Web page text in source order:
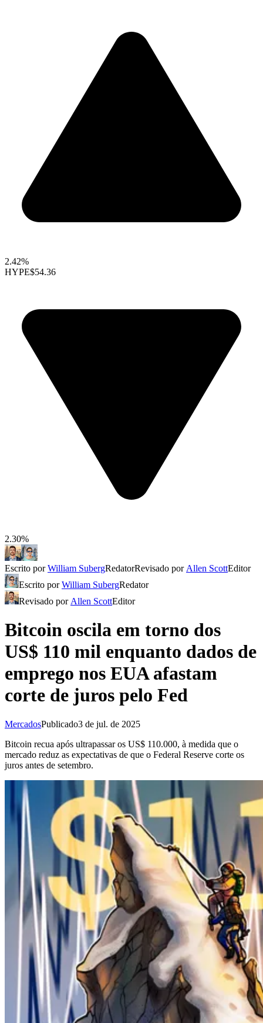
2.42%
HYPE$54.36
2.30%
Escrito porWilliam SubergRedatorRevisado por Allen ScottEditor
Escrito porWilliam SubergRedator
Revisado por Allen ScottEditor
Bitcoin oscila em torno dos
US$ 110 mil enquanto dados de
emprego nos EUA afastam
corte de juros pelo Fed
MercadosPublicado3 de jul. de 2025
Bitcoin recua após ultrapassar os US$ 110.000, à medida que o
mercado reduz as expectativas de que o Federal Reserve corte os
juros antes de setembro.